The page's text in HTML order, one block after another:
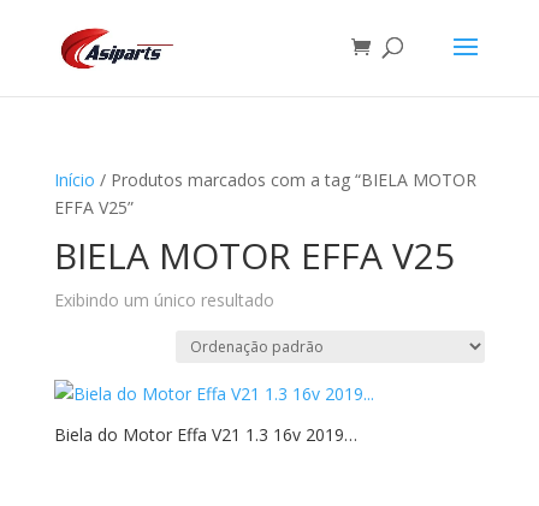
Início / Produtos marcados com a tag “BIELA MOTOR
EFFA V25”
BIELA MOTOR EFFA V25
Exibindo um único resultado
Biela do Motor Effa V21 1.3 16v 2019…